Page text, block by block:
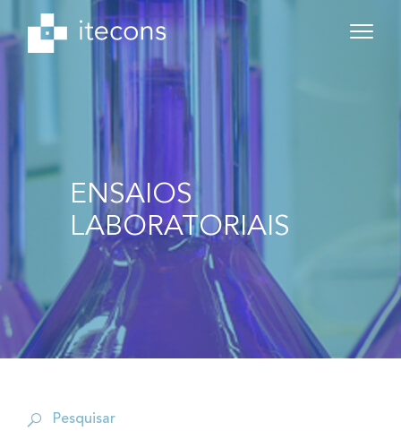
ENSAIOS
LABORATORIAIS